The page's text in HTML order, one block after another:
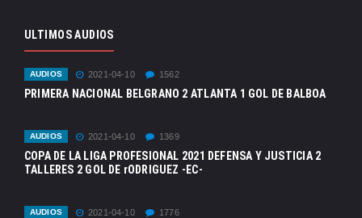
ULTIMOS AUDIOS
AUDIOS 2021-04-10 1562
PRIMERA NACIONAL BELGRANO 2 ATLANTA 1 GOL DE BALBOA
AUDIOS 2021-04-10 1369
COPA DE LA LIGA PROFESIONAL 2021 DEFENSA Y JUSTICIA 2
TALLERES 2 GOL DE rODRIGUEZ -EC-
AUDIOS 2021-04-10 1776